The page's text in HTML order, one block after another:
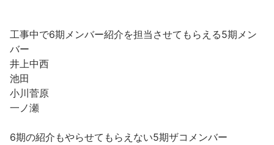
工事中で6期メンバー紹介を担当させてもらえる5期メン
バー
井上中西
池田
小川菅原
一ノ瀬
6期の紹介もやらせてもらえない5期ザコメンバー